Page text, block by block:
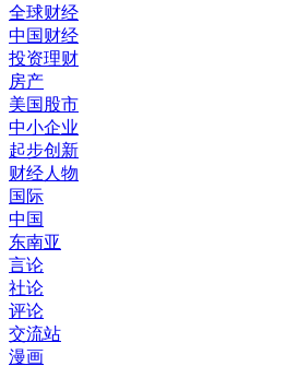
全球财经
中国财经
投资理财
房产
美国股市
中小企业
起步创新
财经人物
国际
中国
东南亚
言论
社论
评论
交流站
漫画